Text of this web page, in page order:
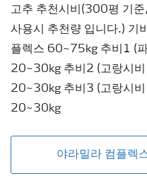
고추 추천시비(300평 기준
사용시 추천량 입니다.) 기
플렉스 60~75kg 추비1 (
20~30kg 추비2 (고랑시비
20~30kg 추비3 (고랑시비
20~30kg
야라밀라 컴플렉